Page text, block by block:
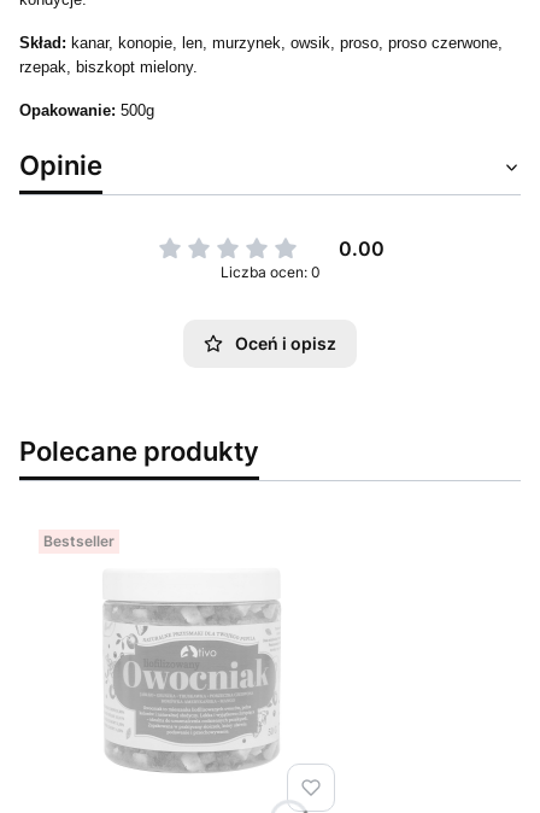
Skład: kanar, konopie, len, murzynek, owsik, proso, proso czerwone,
rzepak, biszkopt mielony.
Opakowanie: 500g
Opinie
0.00
Liczba ocen: 0
Oceń i opisz
Polecane produkty
Bestseller